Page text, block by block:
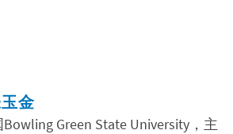
金
Green State University，主